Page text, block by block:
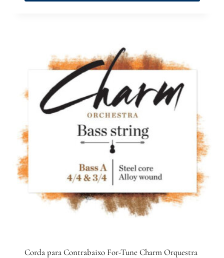
Corda para Contrabaixo For-Tune Charm Orquestra